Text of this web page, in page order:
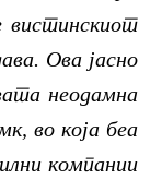
вистинскиот
Ова јасно
неодамна
во која беа
компании